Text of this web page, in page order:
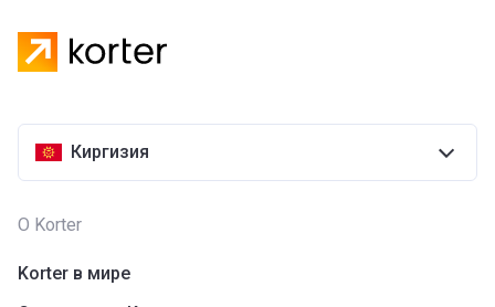
Киргизия
О Korter
Korter в мире